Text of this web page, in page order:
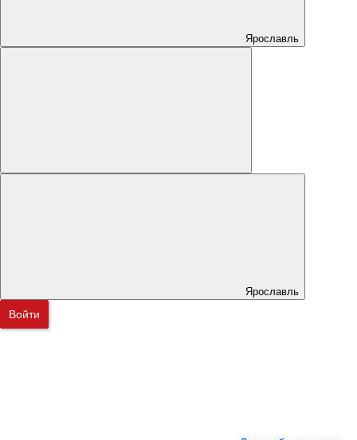
Ярославль
Ярославль
Войти